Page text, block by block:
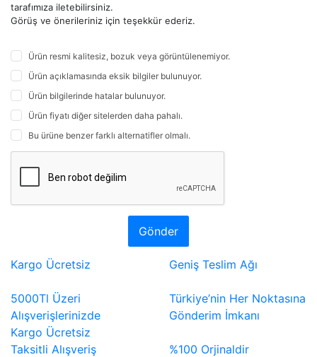
tarafımıza iletebilirsiniz.
Görüş ve önerileriniz için teşekkür ederiz.
Ürün resmi kalitesiz, bozuk veya görüntülenemiyor.
Ürün açıklamasında eksik bilgiler bulunuyor.
Ürün bilgilerinde hatalar bulunuyor.
Ürün fiyatı diğer sitelerden daha pahalı.
Bu ürüne benzer farklı alternatifler olmalı.
Gönder
Kargo Ücretsiz
5000Tl Üzeri
Alışverişlerinizde
Kargo Ücretsiz
Geniş Teslim Ağı
Türkiye’nin Her Noktasına
Gönderim İmkanı
Taksitli Alışveriş %100 Orjinaldir